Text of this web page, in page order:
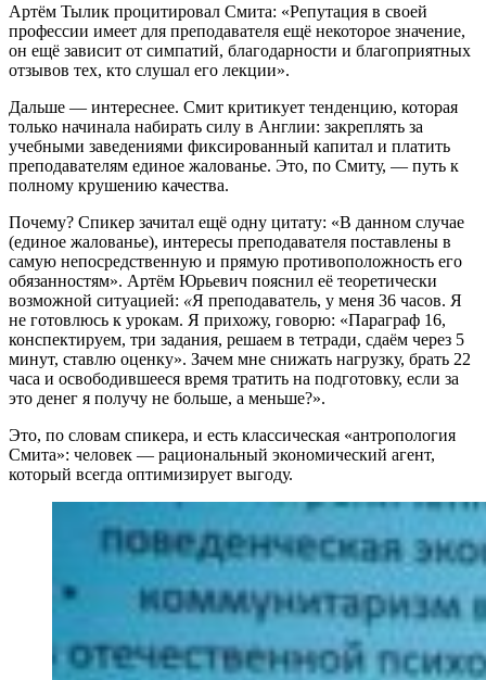
Артём Тылик процитировал Смита: «Репутация в своей
профессии имеет для преподавателя ещё некоторое значение,
он ещё зависит от симпатий, благодарности и благоприятных
отзывов тех, кто слушал его лекции».
Дальше — интереснее. Смит критикует тенденцию, которая
только начинала набирать силу в Англии: закреплять за
учебными заведениями фиксированный капитал и платить
преподавателям единое жалованье. Это, по Смиту, — путь к
полному крушению качества.
Почему? Спикер зачитал ещё одну цитату: «В данном случае
(единое жалованье), интересы преподавателя поставлены в
самую непосредственную и прямую противоположность его
обязанностям». Артём Юрьевич пояснил её теоретически
возможной ситуацией: «Я преподаватель, у меня 36 часов. Я
не готовлюсь к урокам. Я прихожу, говорю: «Параграф 16,
конспектируем, три задания, решаем в тетради, сдаём через 5
минут, ставлю оценку». Зачем мне снижать нагрузку, брать 22
часа и освободившееся время тратить на подготовку, если за
это денег я получу не больше, а меньше?».
Это, по словам спикера, и есть классическая «антропология
Смита»: человек — рациональный экономический агент,
который всегда оптимизирует выгоду.